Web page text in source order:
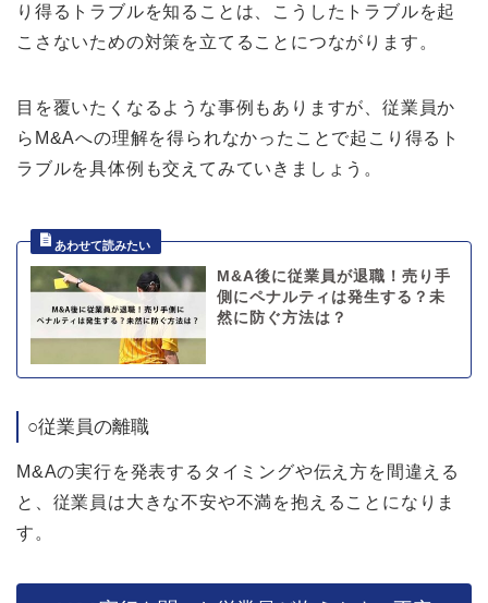
り得るトラブルを知ることは、こうしたトラブルを起
こさないための対策を立てることにつながります。
目を覆いたくなるような事例もありますが、従業員か
らM&Aへの理解を得られなかったことで起こり得るト
ラブルを具体例も交えてみていきましょう。
M&A後に従業員が退職！売り手
側にペナルティは発生する？未
然に防ぐ方法は？
○従業員の離職
M&Aの実行を発表するタイミングや伝え方を間違える
と、従業員は大きな不安や不満を抱えることになりま
す。